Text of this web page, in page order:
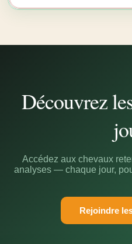
Découvrez
Accédez aux chevaux
analyses — chaque jour,
Rejoindre